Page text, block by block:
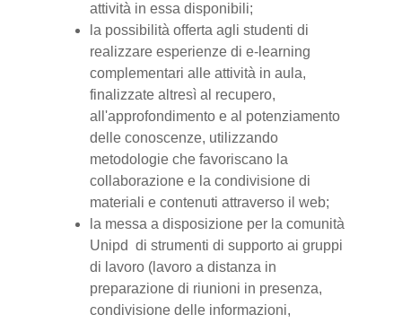
attività in essa disponibili;
la possibilità offerta agli studenti di
realizzare esperienze di e-learning
complementari alle attività in aula,
finalizzate altresì al recupero,
all'approfondimento e al potenziamento
delle conoscenze, utilizzando
metodologie che favoriscano la
collaborazione e la condivisione di
materiali e contenuti attraverso il web;
la messa a disposizione per la comunità
Unipd di strumenti di supporto ai gruppi
di lavoro (lavoro a distanza in
preparazione di riunioni in presenza,
condivisione delle informazioni,